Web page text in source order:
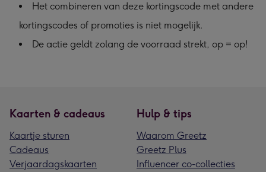
Het combineren van deze kortingscode met andere
kortingscodes of promoties is niet mogelijk.
De actie geldt zolang de voorraad strekt, op = op!
Kaarten & cadeaus
Kaartje sturen
Cadeaus
Verjaardagskaarten
Hulp & tips
Waarom Greetz
Greetz Plus
Influencer co-collecties